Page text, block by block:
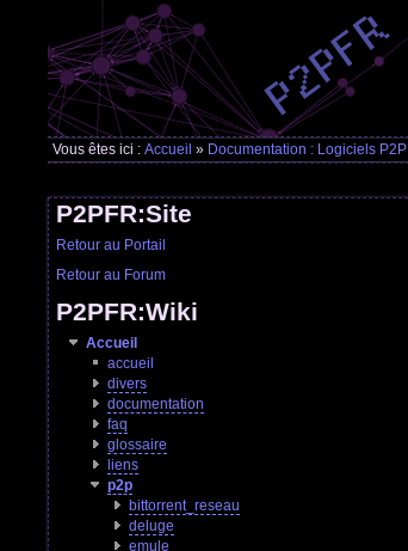
Vous êtes ici :Accueil » Documentation : Logiciels P2P
P2PFR:Site
Retour au Portail
Retour au Forum
P2PFR:Wiki
Accueil
accueil
divers
documentation
faq
glossaire
liens
p2p
bittorrent_reseau
deluge
emule